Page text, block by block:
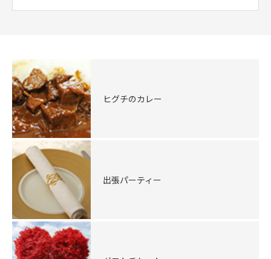
ヒグチのカレー
出張パーティー